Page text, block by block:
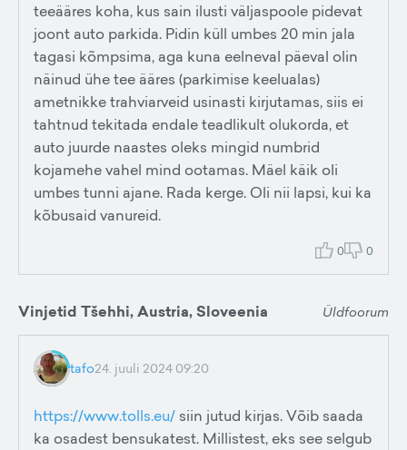
teeääres koha, kus sain ilusti väljaspoole pidevat
joont auto parkida. Pidin küll umbes 20 min jala
tagasi kõmpsima, aga kuna eelneval päeval olin
näinud ühe tee ääres (parkimise keelualas)
ametnikke trahviarveid usinasti kirjutamas, siis ei
tahtnud tekitada endale teadlikult olukorda, et
auto juurde naastes oleks mingid numbrid
kojamehe vahel mind ootamas. Mäel käik oli
umbes tunni ajane. Rada kerge. Oli nii lapsi, kui ka
kõbusaid vanureid.
0 0
Vinjetid Tšehhi, Austria, Sloveenia Üldfoorum
tafo24. juuli 2024 09:20
https://www.tolls.eu/ siin jutud kirjas. Võib saada
ka osadest bensukatest. Millistest, eks see selgub